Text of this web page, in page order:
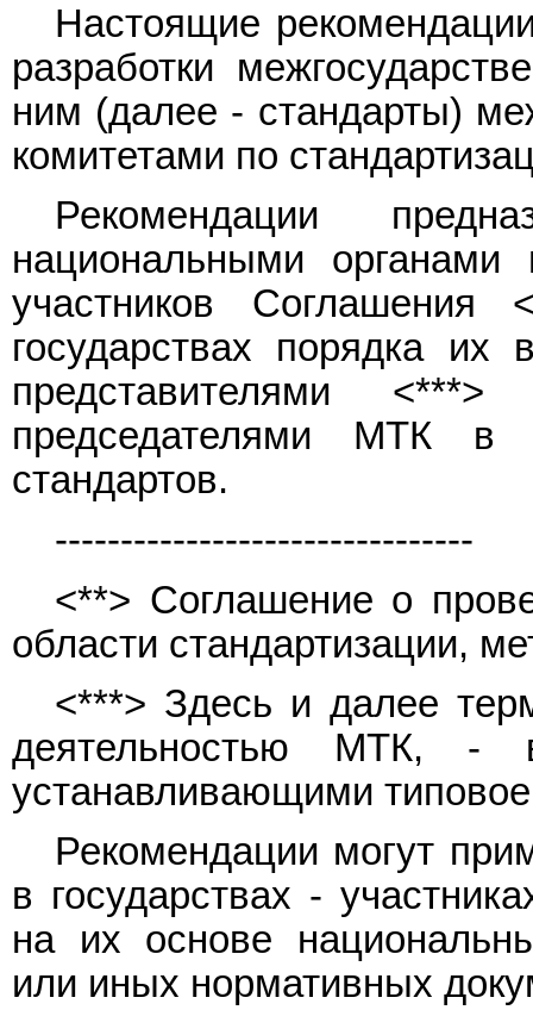
Настоящие
разработки
ним (далее - стандарты)
комитетами по
Рекомендации
национальными органами
участников
государствах порядка их
представителями
председателями МТК в
стандартов.
--------------------------------
<**> Соглашение о
области стандартизации,
<***> Здесь и далее
деятельностью МТК, -
устанавливающими
Рекомендации могут
в государствах -
на их основе
или иных нормативных